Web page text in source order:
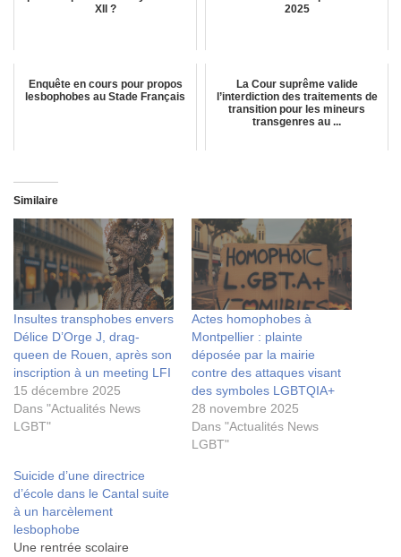
XII ?
2025
Enquête en cours pour propos
lesbophobes au Stade Français
La Cour suprême valide
l’interdiction des traitements de
transition pour les mineurs
transgenres au ...
Similaire
Insultes transphobes envers
Délice D’Orge J, drag-
queen de Rouen, après son
inscription à un meeting LFI
15 décembre 2025
Dans "Actualités News
LGBT"
Actes homophobes à
Montpellier : plainte
déposée par la mairie
contre des attaques visant
des symboles LGBTQIA+
28 novembre 2025
Dans "Actualités News
LGBT"
Suicide d’une directrice
d’école dans le Cantal suite
à un harcèlement
lesbophobe
Une rentrée scolaire